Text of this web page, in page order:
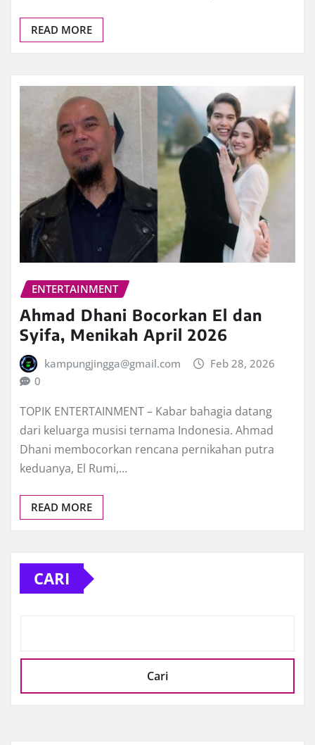
READ MORE
ENTERTAINMENT
Ahmad Dhani Bocorkan El dan
Syifa, Menikah April 2026
kampungjingga@gmail.com
Feb 28, 2026
0
TOPIK ENTERTAINMENT – Kabar bahagia datang
dari keluarga musisi ternama Indonesia. Ahmad
Dhani membocorkan rencana pernikahan putra
keduanya, El Rumi,…
READ MORE
CARI
Cari